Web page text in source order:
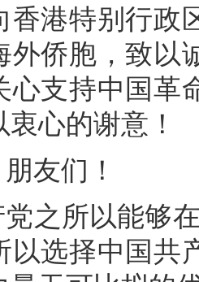
香港特别行政
外侨胞，致以
心支持中国革
心的谢意！
友们！
之所以能够
以选择中国共